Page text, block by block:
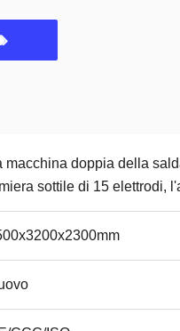
macchina doppia della
sottile di 15 elettrodi,